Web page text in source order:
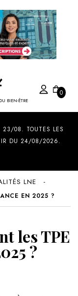
BIEN-ÊTRE
0
23/08. TOUTES LES
DU 24/08/2026.
LNE
EN 2025 ?
les TPE
?